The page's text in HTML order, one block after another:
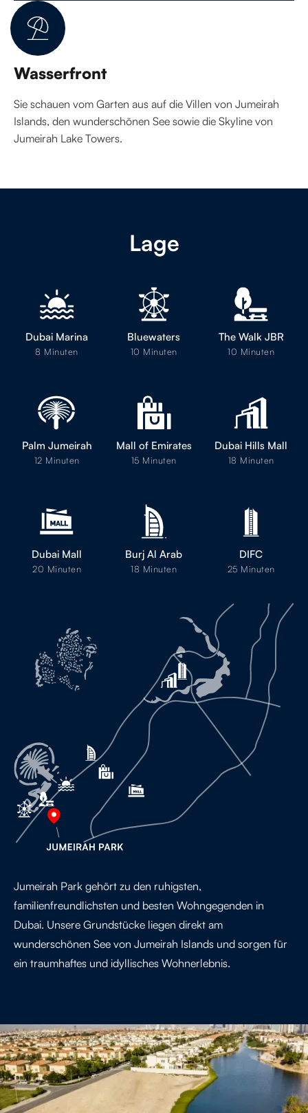
Wasserfront
Sie schauen vom Garten aus auf die Villen von Jumeirah
Islands, den wunderschönen See sowie die Skyline von
Jumeirah Lake Towers.
Jumeirah Park gehört zu den ruhigsten,
familienfreundlichsten und besten Wohngegenden in
Dubai. Unsere Grundstücke liegen direkt am
wunderschönen See von Jumeirah Islands und sorgen für
ein traumhaftes und idyllisches Wohnerlebnis.
Lage
Dubai Marina
8 Minuten
Bluewaters
10 Minuten
The Walk JBR
10 Minuten
Palm Jumeirah
12 Minuten
Mall of Emirates
15 Minuten
Dubai Hills Mall
18 Minuten
Dubai Mall
20 Minuten
Burj Al Arab
18 Minuten
DIFC
25 Minuten